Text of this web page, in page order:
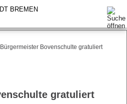
Bürgermeister Bovenschulte gratuliert
gratuliert